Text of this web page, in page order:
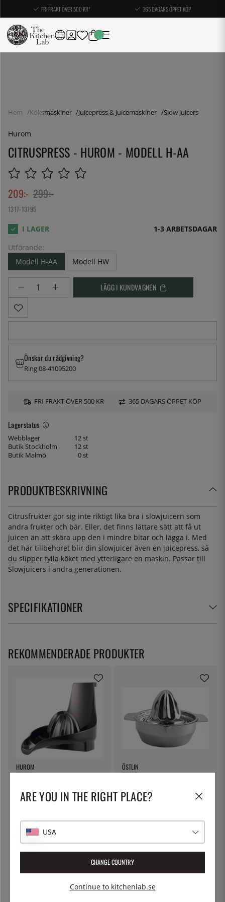
FRI FRAKT ÖVER 500 KR* 365 DAGARS ÖPPET KÖP
Hem Köksmaskiner Juicepress & Juicemaskiner Slow juicers
Hurom
CITRUSPRESS - HUROM - MODELL H-AA
299:-
209:-
1317-13795
1-3 ARBETSDAGAR
Utförande:
Modell H-AA
Modell HW
LÄGG I KUNDVAGNEN
Lagerstatus
Webblager
12 st
Butik Stockholm
12 st
Butik Malmö
0 st
Önskar du rådgivning?
Ring 08-41095200
FRI FRAKT ÖVER 500 KR 365 DAGARS ÖPPET KÖP
PRODUKTBESKRIVNING
Citrusfrukter gör sig inte riktigt lika bra i slowjuicern som
andra frukter och bär. Eller, det finns lättare sätt att få ut
juicen än att skära upp den i mindre bitar och lägga i. Med
det här tillbehöret blir din slowjuicer även en juicepress, så
du slipper fylla köket med ytterligare en maskin. Passar till
Slowjuicers i andra generationen.
SPECIFIKATIONER
HUROM
299:-
ÖSTLIN
195:-
REKOMMENDERADE PRODUKTER
ARE YOU IN THE RIGHT PLACE?
USA
CHANGE COUNTRY
Continue to kitchenlab.se